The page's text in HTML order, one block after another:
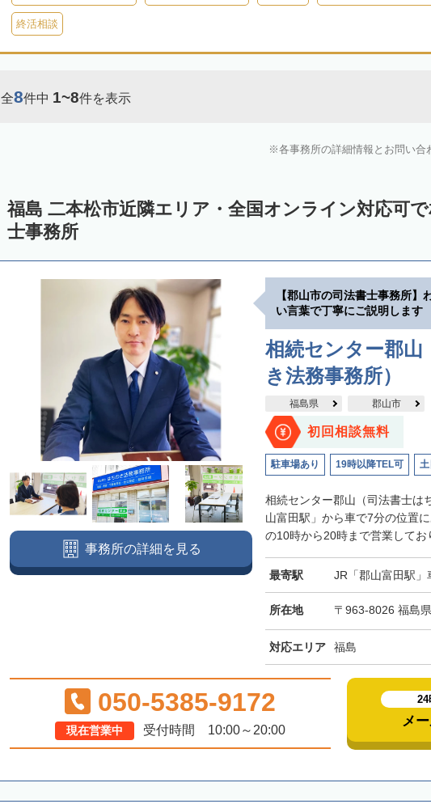
終活相談
全8件中 1~8件を表示
各事務所の詳細情報とお問い
福島 二本松市近隣エリア・全国オンライン対応可
士事務所
【郡山市の司法書士事務所
い言葉で丁寧にご説明します
相続センター郡山
き法務事務所）
福島県 郡山市
初回相談無料
駐車場あり 19時以降TEL可
相続センター郡山（司法書士は
山富田駅」から車で7分の位置
の10時から20時まで営業してお
最寄駅 JR「郡山富田駅」
所在地 〒963-8026 福島
対応エリア 福島
事務所の詳細を見る
050-5385-9172
現在営業中 受付時間 10:00～20:00
24
メ